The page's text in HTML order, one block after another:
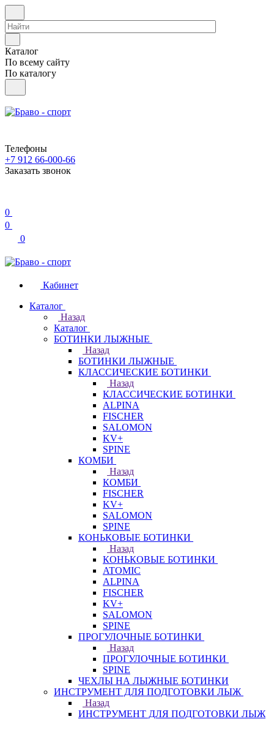
Каталог
По всему сайту
По каталогу
Телефоны
+7 912 66-000-66
Заказать звонок
0
0
0
Кабинет
Каталог
Назад
Каталог
БОТИНКИ ЛЫЖНЫЕ
Назад
БОТИНКИ ЛЫЖНЫЕ
КЛАССИЧЕСКИЕ БОТИНКИ
Назад
КЛАССИЧЕСКИЕ БОТИНКИ
ALPINA
FISCHER
SALOMON
KV+
SPINE
КОМБИ
Назад
КОМБИ
FISCHER
KV+
SALOMON
SPINE
КОНЬКОВЫЕ БОТИНКИ
Назад
КОНЬКОВЫЕ БОТИНКИ
ATOMIC
ALPINA
FISCHER
KV+
SALOMON
SPINE
ПРОГУЛОЧНЫЕ БОТИНКИ
Назад
ПРОГУЛОЧНЫЕ БОТИНКИ
SPINE
ЧЕХЛЫ НА ЛЫЖНЫЕ БОТИНКИ
ИНСТРУМЕНТ ДЛЯ ПОДГОТОВКИ ЛЫЖ
Назад
ИНСТРУМЕНТ ДЛЯ ПОДГОТОВКИ ЛЫЖ